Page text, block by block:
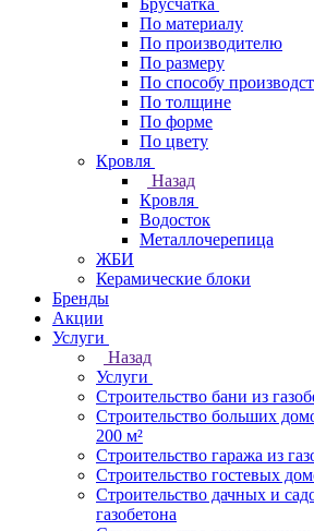
Брусчатка
По материалу
По производителю
По размеру
По способу
По толщине
По форме
По цвету
Кровля
Назад
Кровля
Водосток
Металлочерепица
ЖБИ
Керамические блоки
Бренды
Акции
Услуги
Назад
Услуги
Строительство бани из
Строительство больших
200 м²
Строительство гаража из
Строительство гостевых
Строительство дачных и
газобетона